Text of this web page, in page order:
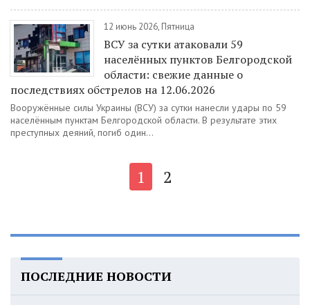
12 июнь 2026, Пятница
ВСУ за сутки атаковали 59
населённых пунктов Белгородской
области: свежие данные о
последствиях обстрелов на 12.06.2026
Вооружённые силы Украины (ВСУ) за сутки нанесли удары по 59
населённым пунктам Белгородской области. В результате этих
преступных деяний, погиб один...
1 2
ПОСЛЕДНИЕ НОВОСТИ